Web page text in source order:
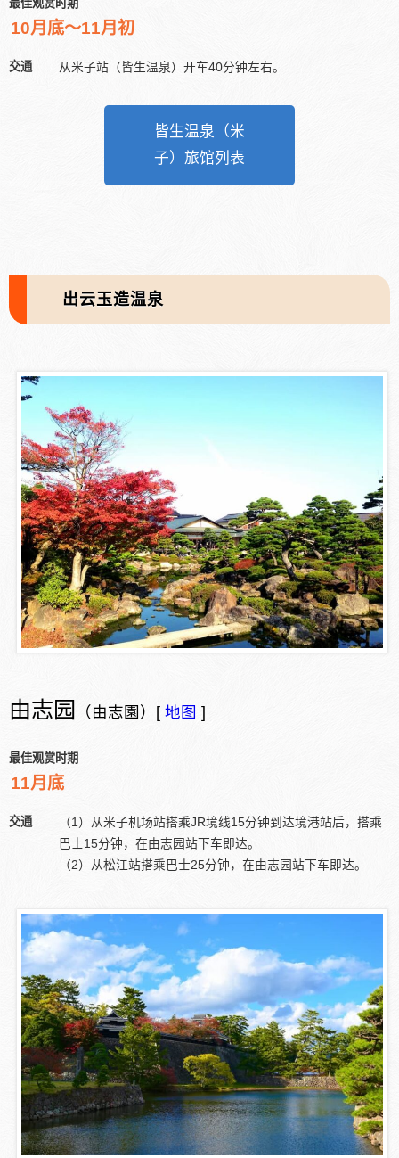
最佳观赏时期
10月底～11月初
交通 从米子站（皆生温泉）开车40分钟左右。
皆生温泉（米
子）旅馆列表
出云玉造温泉
由志园 （由志園）[ 地图 ]
最佳观赏时期
11月底
交通
（1）从米子机场站搭乘JR境线15分钟到达境港站后，搭乘
巴士15分钟，在由志园站下车即达。
（2）从松江站搭乘巴士25分钟，在由志园站下车即达。